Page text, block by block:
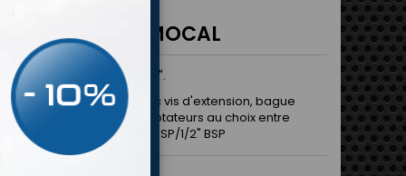
filtre huile MOCAL
universelle 3/4".
complète avec vis d'extension, bague
en caoutchouc, 2 adaptateurs au choix entre
anodisé D10/D10 OU 1/2" BSP/1/2" BSP